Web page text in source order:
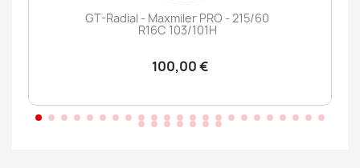
GT-Radial - Maxmiler PRO - 215/60
R16C 103/101H
100,00 €